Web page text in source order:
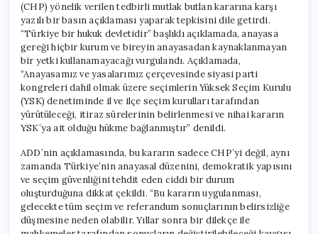
Sorun
Tüm
Türkiye’yi
Etkiliyor’
için
(CHP) yönelik verilen tedbirli mutlak butlan kararına karşı
yazılı bir basın açıklaması yaparak tepkisini dile getirdi.
“Türkiye bir hukuk devletidir” başlıklı açıklamada, anayasa
gereği hiçbir kurum ve bireyin anayasadan kaynaklanmayan
bir yetki kullanamayacağı vurgulandı. Açıklamada,
“Anayasamız ve yasalarımız çerçevesinde siyasi parti
kongreleri dahil olmak üzere seçimlerin Yüksek Seçim Kurulu
(YSK) denetiminde il ve ilçe seçim kurulları tarafından
yürütüleceği, itiraz sürelerinin belirlenmesi ve nihai kararın
YSK’ya ait olduğu hükme bağlanmıştır” denildi.
ADD’nin açıklamasında, bu kararın sadece CHP’yi değil, aynı
zamanda Türkiye’nin anayasal düzenini, demokratik yapısını
ve seçim güvenliğini tehdit eden ciddi bir durum
oluşturduğuna dikkat çekildi. “Bu kararın uygulanması,
gelecekte tüm seçim ve referandum sonuçlarının belirsizliğe
düşmesine neden olabilir. Yıllar sonra bir dilekçe ile